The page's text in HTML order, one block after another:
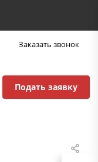
Заказать звонок
Подать заявку